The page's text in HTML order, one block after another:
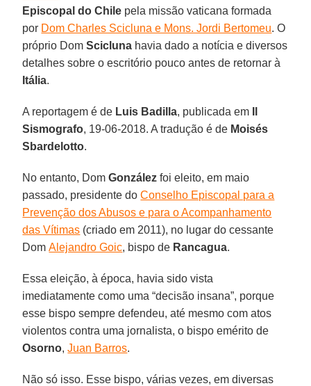
Episcopal do Chile pela missão vaticana formada
por Dom Charles Scicluna e Mons. Jordi Bertomeu. O
próprio DomScicluna havia dado a notícia e diversos
detalhes sobre o escritório pouco antes de retornar à
Itália.
A reportagem é de Luis Badilla, publicada em
Sismografo, 19-06-2018. A tradução é de Moisés
Sbardelotto.
No entanto, Dom González foi eleito, em maio
passado, presidente doConselho Episcopal para a
Prevenção dos Abusos e para o Acompanhamento
das Vítimas (criado em 2011), no lugar do cessante
Dom Alejandro Goic, bispo de Rancagua.
Essa eleição, à época, havia sido vista
imediatamente como uma “decisão insana”, porque
esse bispo sempre defendeu, até mesmo com atos
violentos contra uma jornalista, o bispo emérito de
Osorno,Juan Barros.
Não só isso. Esse bispo, várias vezes, em diversas